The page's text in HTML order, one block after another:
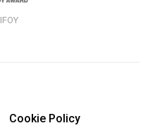
IFOY
Cookie Policy